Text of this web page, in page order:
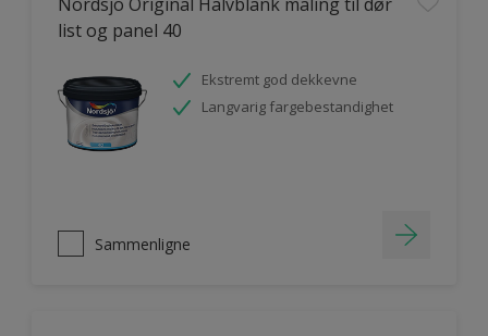
list og panel 40
Ekstremt god dekkevne
Langvarig fargebestandighet
Sammenligne